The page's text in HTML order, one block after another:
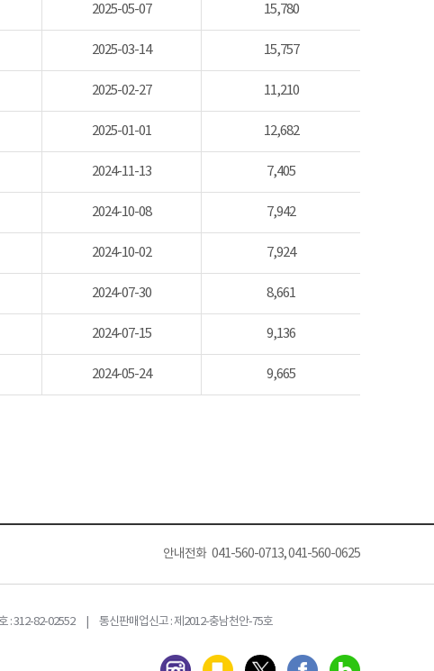
2025-05-07 15,780
2025-03-14 15,757
2025-02-27 11,210
2025-01-01 12,682
2024-11-13 7,405
2024-10-08 7,942
2024-10-02 7,924
2024-07-30 8,661
2024-07-15 9,136
2024-05-24 9,665
안내전화 041-560-0713, 041-560-0625
82-02552 | 통신판매업신고 : 제2012-충남천안-75호